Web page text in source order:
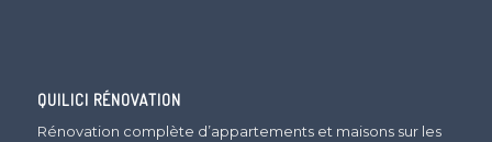
QUILICI RÉNOVATION
Rénovation complète d’appartements et maisons sur les